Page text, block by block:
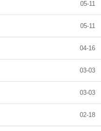
05-11
05-11
04-16
03-03
03-03
02-18